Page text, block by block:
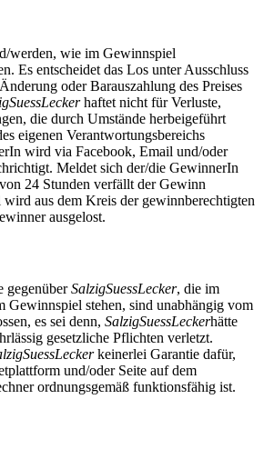
werden, wie im Gewinnspiel
Es entscheidet das Los unter Ausschluss
oder Barauszahlung des Preises
haftet nicht für Verluste,
die durch Umstände herbeigeführt
eigenen Verantwortungsbereichs
wird via Facebook, Email und/oder
Meldet sich der/die GewinnerIn
24 Stunden verfällt der Gewinn
wird aus dem Kreis der gewinnberechtigten
ausgelost.
gegenüberSalzigSuessLecker, die im
Gewinnspiel stehen, sind unabhängig vom
es sei denn, SalzigSuessLeckerhätte
gesetzliche Pflichten verletzt.
keinerlei Garantie dafür,
und/oder Seite auf dem
ordnungsgemäß funktionsfähig ist.